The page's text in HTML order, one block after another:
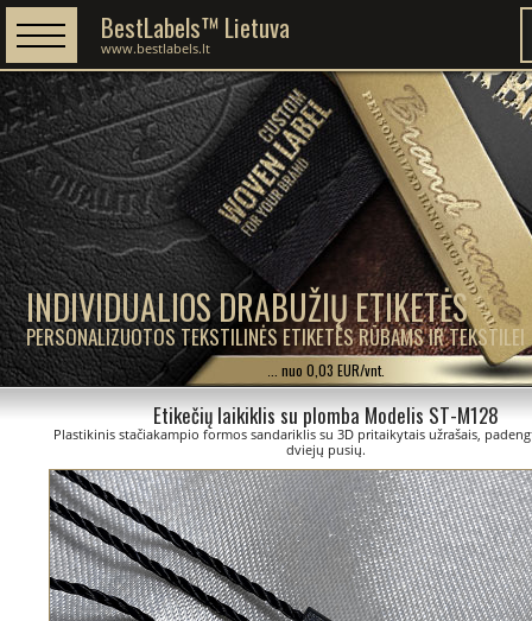
INDIVIDUALIOS DRABUŽIŲ ETIKETĖS
PERSONALIZUOTOS TEKSTILINĖS ETIKETĖS RŪBAMS IR TEKSTILEI
BestLabels™ Lietuva
www.bestlabels.lt
... nuo 0,03 EUR/vnt.
Etikečių laikiklis su plomba Modelis ST-M128
Plastikinis stačiakampio formos sandariklis su 3D pritaikytais užrašais,
dviejų pusių.